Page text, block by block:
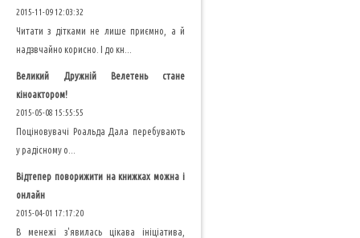
2015-11-09 12:03:32
Читати з дітками не лише приємно, а й
надзвчайно корисно. І до кн...
Великий Дружній Велетень стане
кіноактором!
2015-05-08 15:55:55
Поціновувачі Роальда Дала перебувають
у радісному о...
Відтепер поворижити на книжках можна і
онлайн
2015-04-01 17:17:20
В менежі з'явилась цікава ініціатива,